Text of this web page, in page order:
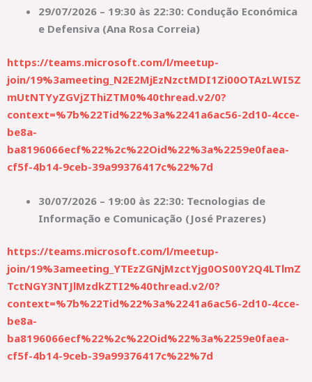
29/07/2026 – 19:30 às 22:30: Condução Económica
e Defensiva (Ana Rosa Correia)
https://teams.microsoft.com/l/meetup-
join/19%3ameeting_N2E2MjEzNzctMDI1Zi00OTAzLWI5Z
mUtNTYyZGVjZThiZTM0%40thread.v2/0?
context=%7b%22Tid%22%3a%2241a6ac56-2d10-4cce-
be8a-
ba8196066ecf%22%2c%22Oid%22%3a%2259e0faea-
cf5f-4b14-9ceb-39a99376417c%22%7d
30/07/2026 – 19:00 às 22:30: Tecnologias de
Informação e Comunicação (José Prazeres)
https://teams.microsoft.com/l/meetup-
join/19%3ameeting_YTEzZGNjMzctYjg0OS00Y2Q4LTlmZ
TctNGY3NTJlMzdkZTI2%40thread.v2/0?
context=%7b%22Tid%22%3a%2241a6ac56-2d10-4cce-
be8a-
ba8196066ecf%22%2c%22Oid%22%3a%2259e0faea-
cf5f-4b14-9ceb-39a99376417c%22%7d